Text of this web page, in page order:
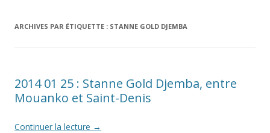
ARCHIVES PAR ÉTIQUETTE : STANNE GOLD DJEMBA
2014 01 25 : Stanne Gold Djemba, entre
Mouanko et Saint-Denis
Continuer la lecture →